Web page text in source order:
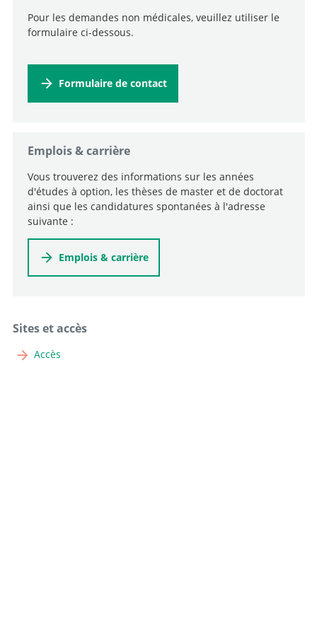
Pour les demandes non médicales, veuillez utiliser le
formulaire ci-dessous.
Formulaire de contact
Emplois & carrière
Vous trouverez des informations sur les années
d'études à option, les thèses de master et de doctorat
ainsi que les candidatures spontanées à l'adresse
suivante :
Emplois & carrière
Sites et accès
Accès